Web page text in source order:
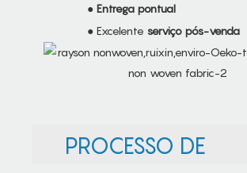
● Entrega pontual
● Excelente serviço pós-venda
PROCESSO DE